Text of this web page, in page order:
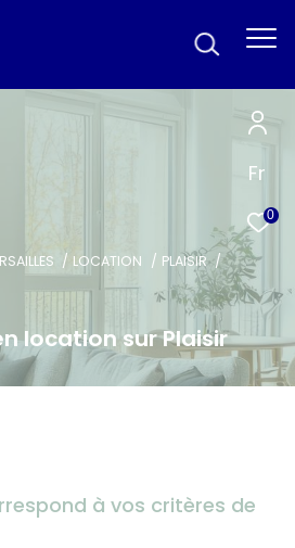
Fr
0
LOCATION
PLAISIR
location sur Plaisir
à vos critères de